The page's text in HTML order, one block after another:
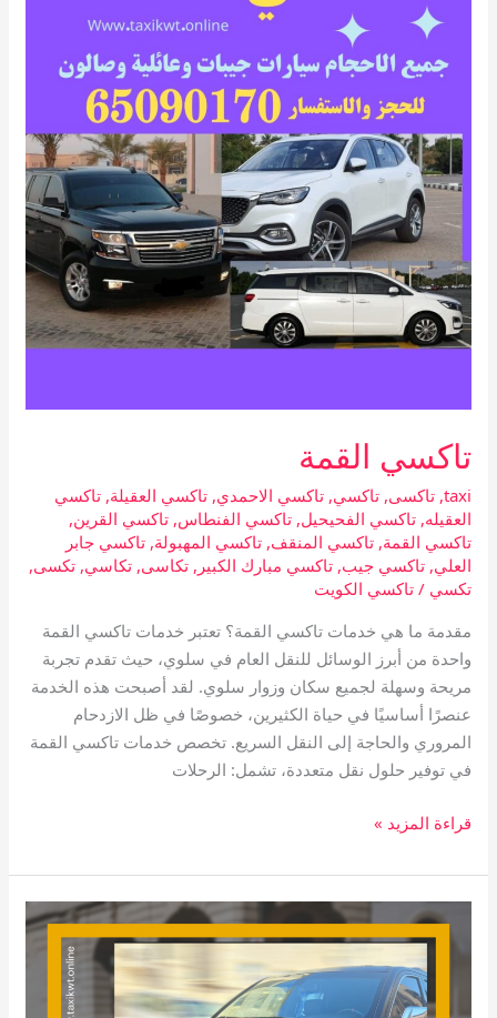
تاكسي القمة
taxi
,تاكسى,تاكسي,تاكسي الاحمدي,تاكسي العقيلة,تاكسي
العقيله,تاكسي الفحيحيل,تاكسي الفنطاس,تاكسي القرين,
تاكسي القمة,تاكسي المنقف,تاكسي المهبولة,تاكسي جابر
العلي,تاكسي جيب,تاكسي مبارك الكبير ,تكاسى,تكاسي,تكسى,
تكسي /تاكسي الكويت
مقدمة ما هي خدمات تاكسي القمة؟ تعتبر خدمات تاكسي القمة
واحدة من أبرز الوسائل للنقل العام في سلوي، حيث تقدم تجربة
مريحة وسهلة لجميع سكان وزوار سلوي. لقد أصبحت هذه الخدمة
عنصرًا أساسيًا في حياة الكثيرين، خصوصًا في ظل الازدحام
المروري والحاجة إلى النقل السريع. تخصص خدمات تاكسي القمة
في توفير حلول نقل متعددة، تشمل: الرحلات
قراءة المزيد »
تاكسي
القرين